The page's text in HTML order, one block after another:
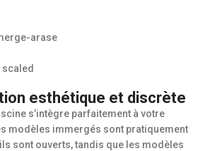
esthétique et discrète
s’intègre parfaitement à votre
modèles immergés sont pratiquement
sont ouverts, tandis que les modèles